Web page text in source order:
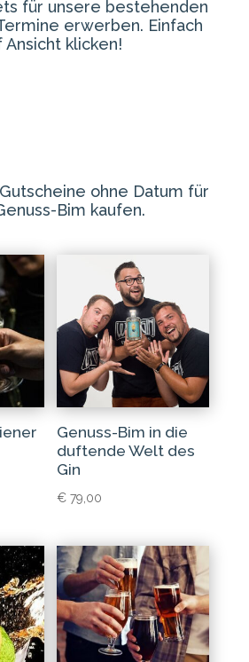
für unsere bestehenden
erwerben. Einfach
Ansicht klicken!
ohne Datum für
Bim kaufen.
Genuss-Bim in die
duftende Welt des
Gin
€ 79,00